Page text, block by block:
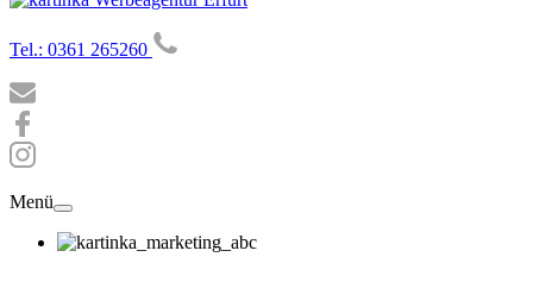
Tel.: 0361 265260
Menü